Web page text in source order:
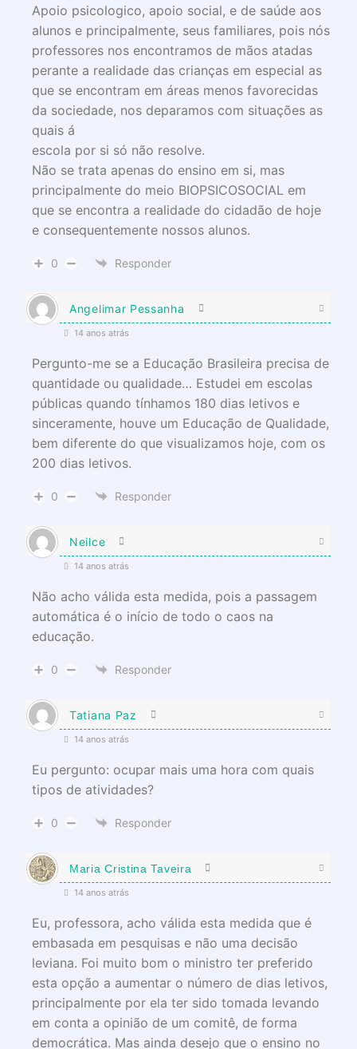
Apoio psicologico, apoio social, e de saúde aos
alunos e principalmente, seus familiares, pois nós
professores nos encontramos de mãos atadas
perante a realidade das crianças em especial as
que se encontram em áreas menos favorecidas
da sociedade, nos deparamos com situações as
quais á
escola por si só não resolve.
Não se trata apenas do ensino em si, mas
principalmente do meio BIOPSICOSOCIAL em
que se encontra a realidade do cidadão de hoje
e consequentemente nossos alunos.
0 Responder
Angelimar Pessanha
14 anos atrás
Pergunto-me se a Educação Brasileira precisa de
quantidade ou qualidade… Estudei em escolas
públicas quando tínhamos 180 dias letivos e
sinceramente, houve um Educação de Qualidade,
bem diferente do que visualizamos hoje, com os
200 dias letivos.
0 Responder
Neilce
14 anos atrás
Não acho válida esta medida, pois a passagem
automática é o início de todo o caos na
educação.
0 Responder
Tatiana Paz
14 anos atrás
Eu pergunto: ocupar mais uma hora com quais
tipos de atividades?
0 Responder
Maria Cristina Taveira
14 anos atrás
Eu, professora, acho válida esta medida que é
embasada em pesquisas e não uma decisão
leviana. Foi muito bom o ministro ter preferido
esta opção a aumentar o número de dias letivos,
principalmente por ela ter sido tomada levando
em conta a opinião de um comitê, de forma
democrática. Mas ainda desejo que o ensino no